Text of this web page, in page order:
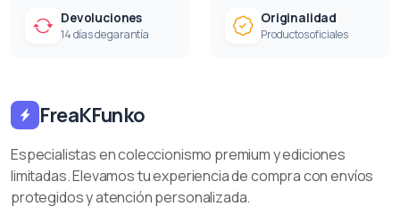
Devoluciones
14 días de garantía
Originalidad
Productos oficiales
FreaKFunko
Especialistas en coleccionismo premium y ediciones
limitadas. Elevamos tu experiencia de compra con envíos
protegidos y atención personalizada.